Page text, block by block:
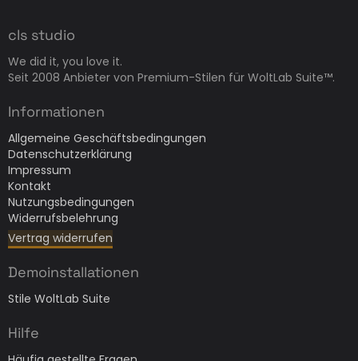
cls studio
We did it, you love it.
Seit 2008 Anbieter von Premium-Stilen für WoltLab Suite™.
Informationen
Allgemeine Geschäftsbedingungen
Datenschutzerklärung
Impressum
Kontakt
Nutzungsbedingungen
Widerrufsbelehrung
Vertrag widerrufen
Demoinstallationen
Stile WoltLab Suite
Hilfe